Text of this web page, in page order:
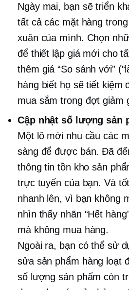
Ngày mai, bạn sẽ triển
tất cả các mặt hàng
xuân của mình. Chọn
để thiết lập giá mới cho
thêm giá “So sánh với”
hàng biết họ sẽ tiết kiệm
mua sắm trong đợt giảm
Cập nhật số lượng sản
Một lô mới nhu cầu các
sàng để được bán. Đã
thông tin tồn kho sản
trực tuyến của bạn. Và
nhanh lên, vì bạn không
nhìn thấy nhãn “Hết
mà không mua hàng.
Ngoài ra, bạn có thể sử
sửa sản phẩm hàng loạt
số lượng sản phẩm còn